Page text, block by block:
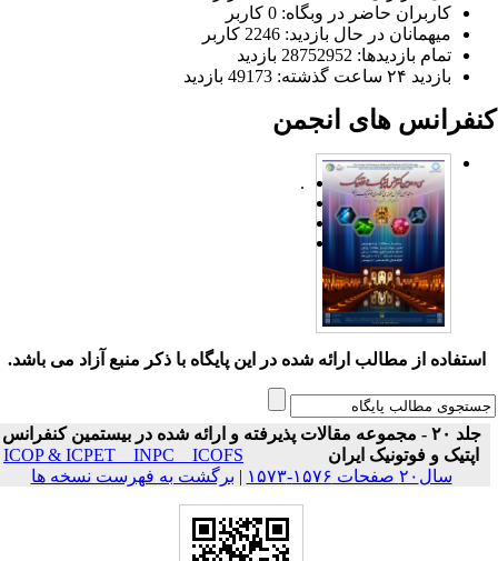
کاربران حاضر در وبگاه: 0 کاربر
میهمانان در حال بازدید: 2246 کاربر
تمام بازدید‌ها: 28752952 بازدید
بازدید ۲۴ ساعت گذشته: 49173 بازدید
های انجمن
.
استفاده از مطالب ارائه شده در این پایگاه با ذکر منبع آزاد می باشد.
جلد ۲۰ - مجموعه مقالات پذیرفته و ارائه شده در بیستمین کنفرانس
اپتیک و فوتونیک ایران
ICOP & ICPET _ INPC _ ICOFS
سال۲۰ صفحات ۱۵۷۶-۱۵۷۳
| برگشت به فهرست نسخه ها